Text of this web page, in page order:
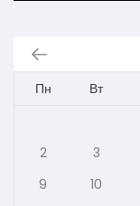
Пн
Вт
2
3
9
10